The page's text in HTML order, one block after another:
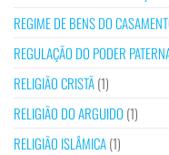
REGIME DE BENS DO
REGULAÇÃO DO PODER
RELIGIÃO CRISTÃ(1)
RELIGIÃO DO ARGUIDO (1)
RELIGIÃO ISLÂMICA(1)